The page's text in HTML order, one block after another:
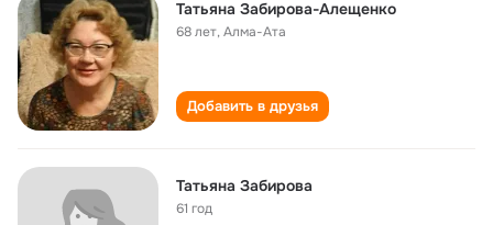
Татьяна Забирова-Алещенко
68 лет,Алма-Ата
Добавить в друзья
Татьяна Забирова
61 год